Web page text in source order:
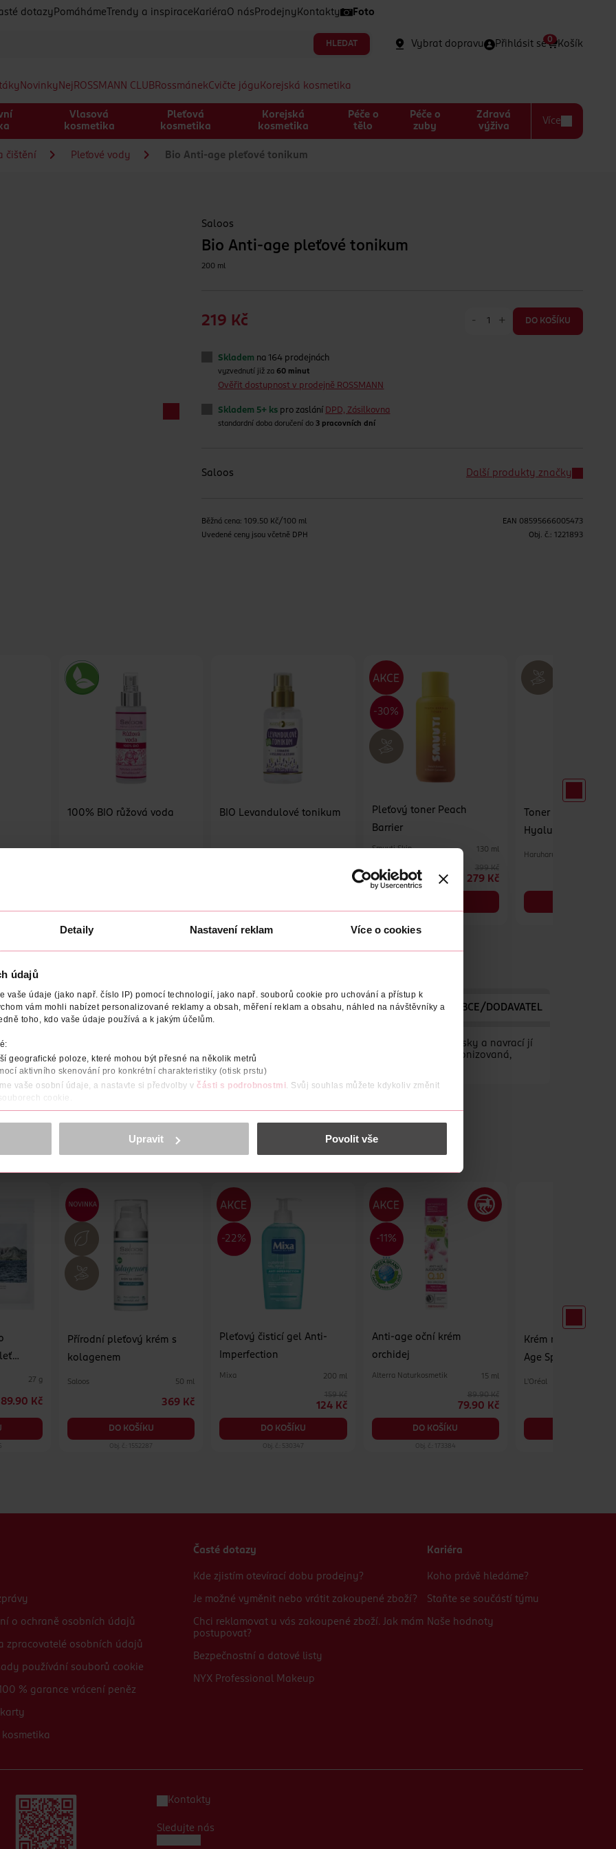
Detaily Nastavení reklam Více o cookies
údajů
vaše údaje (jako např. číslo IP) pomocí technologií, jako např. souborů cookie pro uchování a přístup k
vám mohli nabízet personalizované reklamy a obsah, měření reklam a obsahu, náhled na návštěvníky a
toho, kdo vaše údaje používá a k jakým účelům.
geografické poloze, které mohou být přesné na několik metrů
aktivního skenování pro konkrétní charakteristiky (otisk prstu)
vaše osobní údaje, a nastavte si předvolby v části s podrobnostmi . Svůj souhlas můžete kdykoliv změnit
cookie.
a reklam, funkcí sociálních médií, analýze návštěvnosti, které mohou nést osobní údaje.
osobních údajů.
<
Upravit Povolit vše
dotazy Pomáháme Trendy a inspirace Kariéra O nás Prodejny Kontakty Foto
HLEDAT Vybrat dopravu Přihlásit se Košík
0
Novinky Nej ROSSMANN CLUBRossmánekCvičte jógu Korejská kosmetika
Vlasová
kosmetika
Pleťová
kosmetika
Korejská
kosmetika
Péče o
tělo
Péče o
zuby
Zdravá
výživa
Více
čištění Pleťové vody Bio Anti-age pleťové tonikum
Saloos
Bio Anti-age pleťové tonikum
200 ml
219 Kč - + DO KOŠÍKU
Skladem na 164 prodejnách
vyzvednutí již za60 minut
Ověřit dostupnost v prodejně ROSSMANN
Skladem 5+ ks pro zaslání DPD, Zásilkovna
standardní doba doručení do 3 pracovních dní
Saloos Další produkty značky
Běžná cena: 109.50 Kč/100 ml
Uvedené ceny jsou včetně DPH
EAN 08595666005473
Obj. č.: 1221893
100% BIO růžová voda BIO Levandulové tonikum
Pleťový toner Peach
Barrier
Smuuti Skin 130 ml
399 Kč
279 Kč
Toner Black Rice
Hyaluronic
Haruharu Wonder
NÁZEV VÝROBCE/DODAVATELE ADRESA VÝROBCE/DODAVATELE VYROBENO V VÝROBCE/DODAVATEL
vzhled. Aktivní látky s klinicky ověřenými účinky působí proti stárnutí pleti, vyhlazují vrásky a navrací jí
dokonale hydratovaná a extrakt z jetele jí poskytuje přírodní lifting. Výsledkem je perfektně tonizovaná,
Bez alkoholu.
27 g
89.90 Kč
Přírodní pleťový krém s
kolagenem
Saloos 50 ml
369 Kč
DO KOŠÍKU
Obj. č.: 1552287
Pleťový čisticí gel Anti-
Imperfection
Mixa 200 ml
159 Kč
124 Kč
DO KOŠÍKU
Obj. č.: 530347
Anti-age oční krém
orchidej
Alterra Naturkosmetik 15 ml
89.90 Kč
79.90 Kč
DO KOŠÍKU
Obj. č.: 173384
Krém na obličej,
Age Specialist 55+
L'Oréal
o ochraně osobních údajů
zpracovatelé osobních údajů
používání souborů cookie
% garance vrácení peněz
kosmetika
Časté dotazy
Kde zjistím otevírací dobu prodejny?
Je možné vyměnit nebo vrátit zakoupené zboží?
Chci reklamovat u vás zakoupené zboží. Jak mám
postupovat?
Bezpečnostní a datové listy
NYX Professional Makeup
Kariéra
Koho právě hledáme?
Staňte se součástí týmu
Naše hodnoty
Kontakty
Sledujte nás